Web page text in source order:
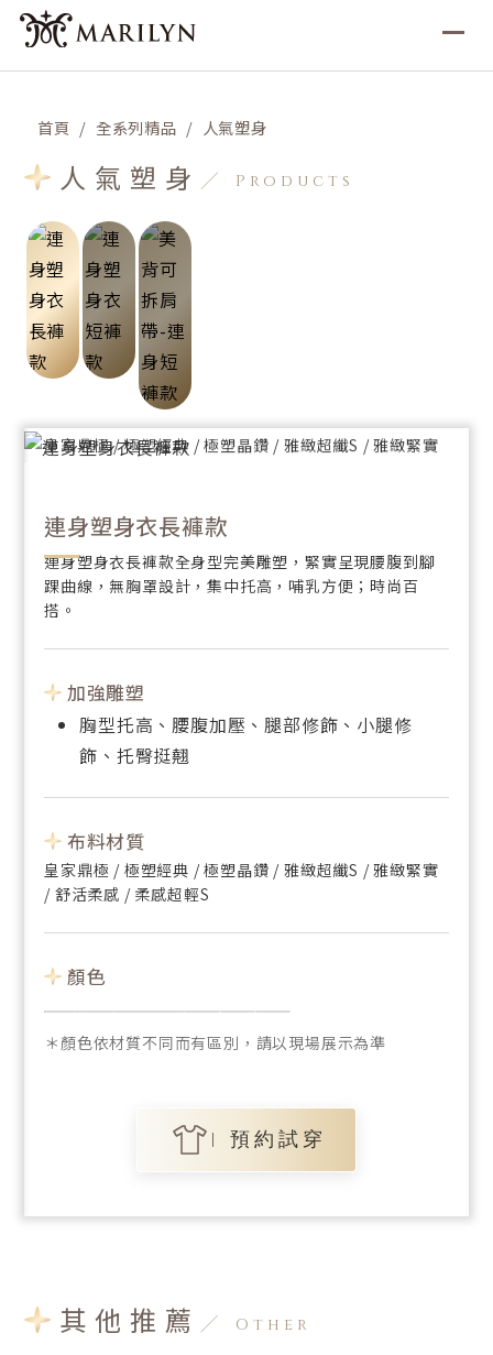
人氣塑身 Products
首頁 全系列精品 人氣塑身
連身塑身衣長褲款
連身塑身衣長褲款全身型完美雕塑，緊實呈現腰腹到腳
踝曲線，無胸罩設計，集中托高，哺乳方便；時尚百
搭。
加強雕塑
胸型托高、腰腹加壓、腿部修飾、小腿修
飾、托臀挺翹
布料材質
皇家鼎極 / 極塑經典 / 極塑晶鑽 / 雅緻超纖S / 雅緻緊實
/ 舒活柔感 / 柔感超輕S
顏色
＊顏色依材質不同而有區別，請以現場展示為準
預約試穿
連身塑身衣短褲款
差擠肉，無胸罩設計，哺乳方便。
加強雕塑
胸型托高、腰腹加壓、腿部修飾、托臀挺翹
皇家鼎極 / 極塑經典 / 極塑晶鑽 / 雅緻超纖S / 雅緻緊實
顏色
＊顏色依材質不同而有區別，請以現場展示為準
預約試穿
美背可拆肩帶-連身短褲款
腰腹、臀部雕塑，創造美背效果。
加強雕塑
腰腹加壓、托臀挺翹
皇家鼎極 / 極塑經典 / 極塑晶鑽 / 雅緻超纖S / 雅緻緊實
顏色
＊顏色依材質不同而有區別，請以現場展示為準
預約試穿
其他推薦 Other